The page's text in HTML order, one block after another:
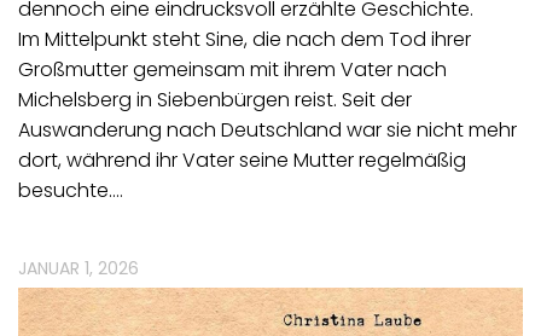
dennoch eine eindrucksvoll erzählte Geschichte.
Im Mittelpunkt steht Sine, die nach dem Tod ihrer
Großmutter gemeinsam mit ihrem Vater nach
Michelsberg in Siebenbürgen reist. Seit der
Auswanderung nach Deutschland war sie nicht mehr
dort, während ihr Vater seine Mutter regelmäßig
besuchte.…
JANUAR 1, 2026